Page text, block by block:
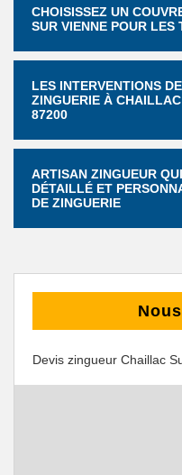
CHOISISSEZ UN
SUR VIENNE POUR LES
LES INTERVENTIONS
ZINGUERIE À
87200
ARTISAN ZINGUEUR
DÉTAILLÉ ET
DE ZINGUERIE
Devis zingueur Chaillac